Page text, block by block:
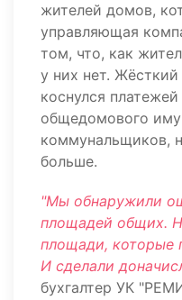
жителей домов,
управляющая
том, что, как
у них нет.
коснулся
общедомового
коммунальщиков,
больше.
"Мы обнаружили
площадей общих.
площади, которые
И сделали
бухгалтер УК